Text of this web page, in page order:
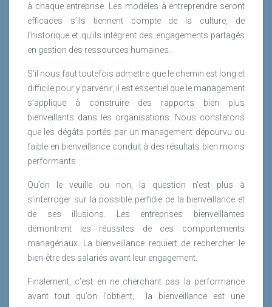
à chaque entreprise. Les modèles à entreprendre seront
efficaces s’ils tiennent compte de la culture, de
l’historique et qu’ils intègrent des engagements partagés
en gestion des ressources humaines.
S’il nous faut toutefois admettre que le chemin est long et
difficile pour y parvenir, il est essentiel que le management
s’applique à construire des rapports bien plus
bienveillants dans les organisations. Nous constatons
que les dégâts portés par un management dépourvu ou
faible en bienveillance conduit à des résultats bien moins
performants.
Qu’on le veuille ou non, la question n’est plus à
s’interroger sur la possible perfidie de la bienveillance et
de ses illusions. Les entreprises bienveillantes
démontrent les réussites de ces comportements
managériaux. La bienveillance requiert de rechercher le
bien-être des salariés avant leur engagement.
Finalement, c’est en ne cherchant pas la performance
avant tout qu’on l’obtient,
la bienveillance est une